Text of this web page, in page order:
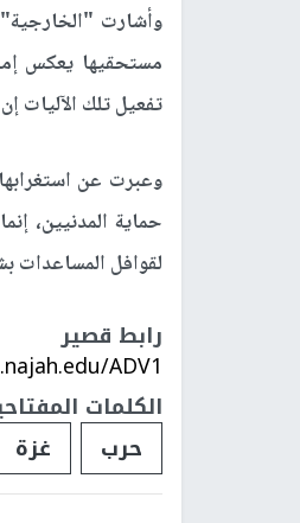
وأشارت
مستحقيها يعكس
تفعيل تلك الآليات
وعبرت عن
حماية المدنيين،
لقوافل المساعدات
رابط قصير
ADV1/
الكلمات
حرب
غزة